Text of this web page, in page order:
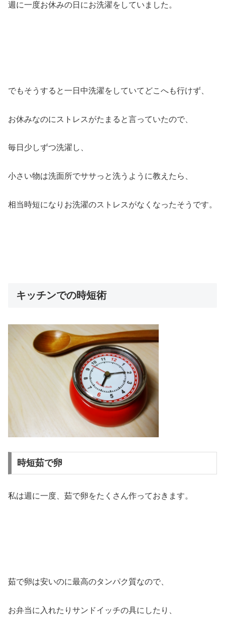
週に一度お休みの日にお洗濯をしていました。
でもそうすると一日中洗濯をしていてどこへも行けず、
お休みなのにストレスがたまると言っていたので、
毎日少しずつ洗濯し、
小さい物は洗面所でササっと洗うように教えたら、
相当時短になりお洗濯のストレスがなくなったそうです。
キッチンでの時短術
時短茹で卵
私は週に一度、茹で卵をたくさん作っておきます。
茹で卵は安いのに最高のタンパク質なので、
お弁当に入れたりサンドイッチの具にしたり、